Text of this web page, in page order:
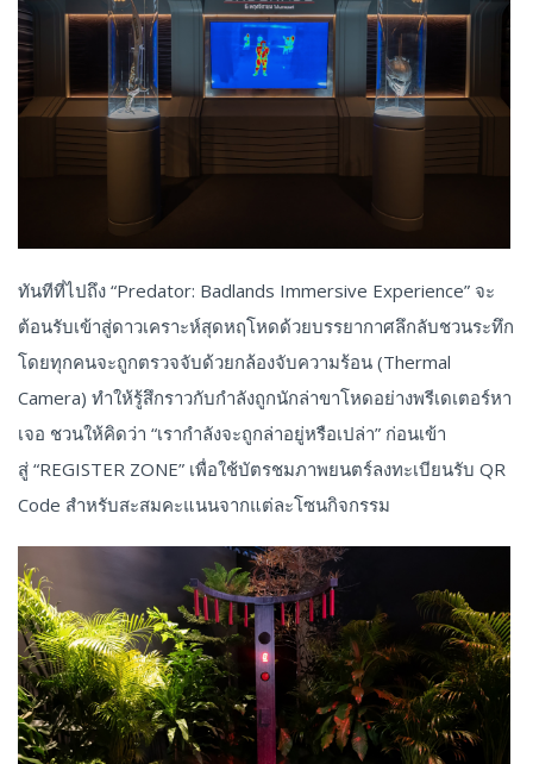
ทันทีที่ไปถึง “Predator: Badlands Immersive Experience” จะ
ต้อนรับเข้าสู่ดาวเคราะห์สุดหฤโหดด้วยบรรยากาศลึกลับชวนระทึก
โดยทุกคนจะถูกตรวจจับด้วยกล้องจับความร้อน (Thermal
Camera) ทำให้รู้สึกราวกับกำลังถูกนักล่าขาโหดอย่างพรีเดเตอร์หา
เจอ ชวนให้คิดว่า “เรากำลังจะถูกล่าอยู่หรือเปล่า” ก่อนเข้า
สู่ “REGISTER ZONE” เพื่อใช้บัตรชมภาพยนตร์ลงทะเบียนรับ QR
Code สำหรับสะสมคะแนนจากแต่ละโซนกิจกรรม